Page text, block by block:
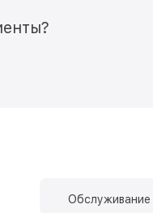
Обслуживание